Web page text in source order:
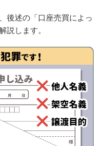
後述の「口座売買によっ
説します。